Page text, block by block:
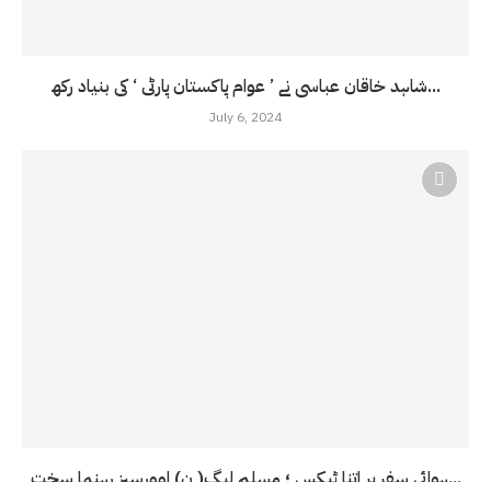
شاہد خاقان عباسی نے ’ عوام پاکستان پارٹی ‘ کی بنیاد رکھ...
July 6, 2024